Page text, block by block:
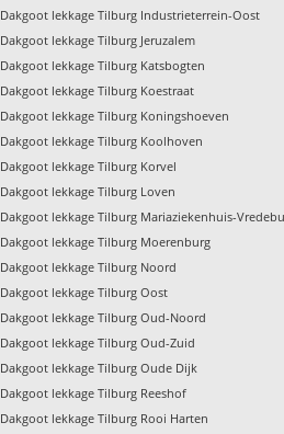
Dakgoot lekkage Tilburg Industrieterrein-Oost
Dakgoot lekkage Tilburg Jeruzalem
Dakgoot lekkage Tilburg Katsbogten
Dakgoot lekkage Tilburg Koestraat
Dakgoot lekkage Tilburg Koningshoeven
Dakgoot lekkage Tilburg Koolhoven
Dakgoot lekkage Tilburg Korvel
Dakgoot lekkage Tilburg Loven
Dakgoot lekkage Tilburg Mariaziekenhuis-
Dakgoot lekkage Tilburg Moerenburg
Dakgoot lekkage Tilburg Noord
Dakgoot lekkage Tilburg Oost
Dakgoot lekkage Tilburg Oud-Noord
Dakgoot lekkage Tilburg Oud-Zuid
Dakgoot lekkage Tilburg Oude Dijk
Dakgoot lekkage Tilburg Reeshof
Dakgoot lekkage Tilburg Rooi Harten